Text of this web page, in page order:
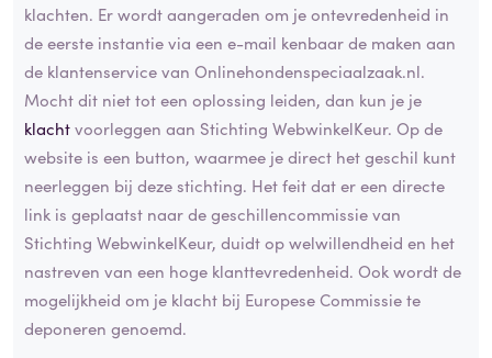
klachten. Er wordt aangeraden om je ontevredenheid in
de eerste instantie via een e-mail kenbaar de maken aan
de klantenservice van Onlinehondenspeciaalzaak.nl.
Mocht dit niet tot een oplossing leiden, dan kun je je
klachtvoorleggen aan Stichting WebwinkelKeur. Op de
website is een button, waarmee je direct het geschil kunt
neerleggen bij deze stichting. Het feit dat er een directe
link is geplaatst naar de geschillencommissie van
Stichting WebwinkelKeur, duidt op welwillendheid en het
nastreven van een hoge klanttevredenheid. Ook wordt de
mogelijkheid om je klacht bij Europese Commissie te
deponeren genoemd.